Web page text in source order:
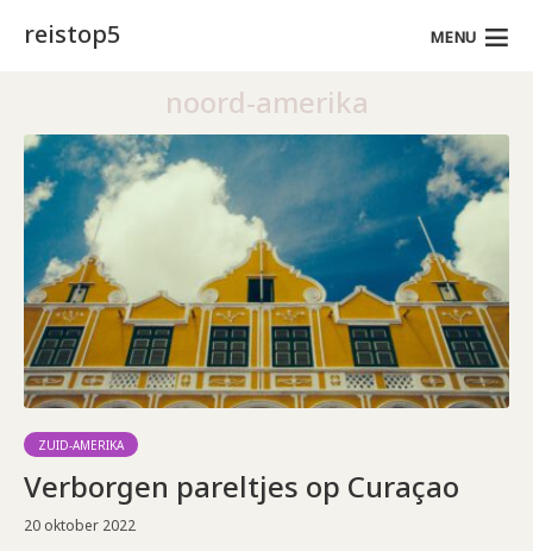
reistop5 MENU
noord-amerika
ZUID-AMERIKA
Verborgen pareltjes op Curaçao
20 oktober 2022